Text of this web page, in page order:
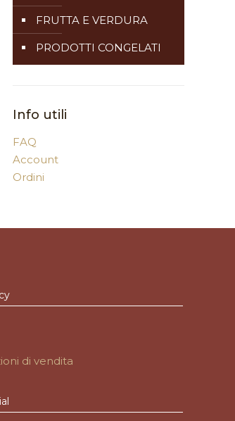
FRUTTA E VERDURA
PRODOTTI CONGELATI
Info utili
FAQ
Account
Ordini
di vendita